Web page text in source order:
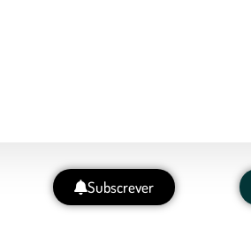
Subscrever